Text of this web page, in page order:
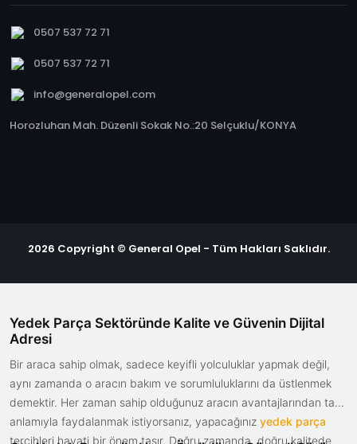
0507 537 72 71
0507 537 72 71
info@generalopel.com
Horozluhan Mah. Düzenli Sokak No.:20 Selçuklu/KONYA
2026 Copyright © General Opel - Tüm Hakları Saklıdır.
Yedek Parça Sektöründe Kalite ve Güvenin Dijital
Adresi
Bir araca sahip olmak, sadece keyifli yolculuklar yapmak değil,
aynı zamanda o aracın bakım ve sorumluluklarını da üstlenmek
demektir. Her zaman sahip olduğunuz aracın avantajlarından tam
anlamıyla faydalanmak istiyorsanız, yapacağınız yedek parça
tercihleri hayati bir önem taşır. Doğru zamanda, doğru kalitede